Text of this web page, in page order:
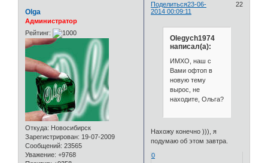
Поделиться 22
23-06-
2014 00:09:11
Olga
Администратор
Рейтинг:
Откуда: Новосибирск
Зарегистрирован: 19-07-2009
Сообщений: 23565
Уважение: +9768
Olegych1974
написал(а):
ИМХО, наш с
Вами офтоп в
новую тему
вырос, не
находите, Ольга?
Нахожу конечно ))), я
подумаю об этом завтра.
0